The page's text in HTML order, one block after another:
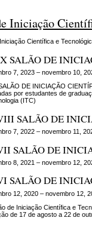
Iniciação
Científica e
SALÃO DE
7, 2023 – novembro 10,
DE INICIAÇÃO
por estudantes de
(ITC)
SALÃO DE
7, 2022 – novembro 11,
SALÃO DE
8, 2021 – novembro 12,
SALÃO DE
12, 2020 – novembro 12,
de Iniciação Científica e
de 17 de agosto a 22 de